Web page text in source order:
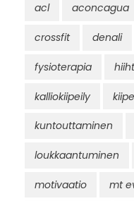
acl aconcagua
crossfit denali
fysioterapia
kalliokiipeily
kuntouttaminen
loukkaantuminen
motivaatio mt